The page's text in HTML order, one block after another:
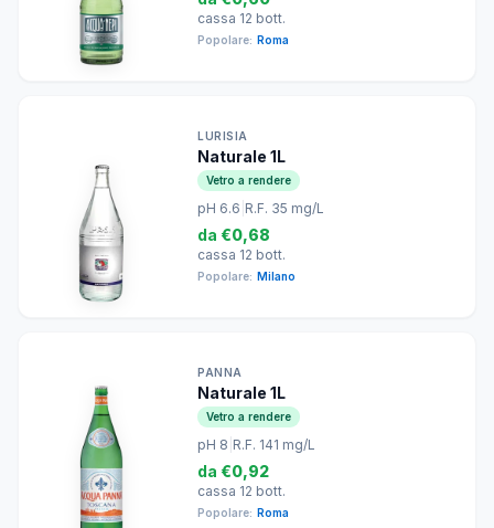
cassa 12 bott.
Popolare: Roma
LURISIA
Naturale 1L
Vetro a rendere
pH 6.6 R.F. 35 mg/L
da €0,68
cassa 12 bott.
Popolare: Milano
PANNA
Naturale 1L
Vetro a rendere
pH 8 R.F. 141 mg/L
da €0,92
cassa 12 bott.
Popolare: Roma